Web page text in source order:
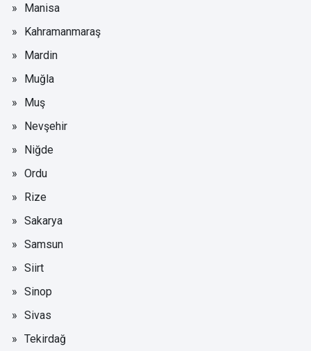
Manisa
Kahramanmaraş
Mardin
Muğla
Muş
Nevşehir
Niğde
Ordu
Rize
Sakarya
Samsun
Siirt
Sinop
Sivas
Tekirdağ